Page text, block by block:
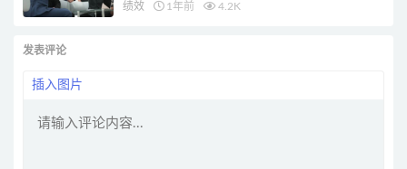
绩效 1年前 4.2K
发表评论
插入图片